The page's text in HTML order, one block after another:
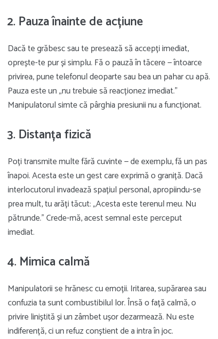
2. Pauza înainte de acțiune
Dacă te grăbesc sau te presează să accepți imediat,
oprește-te pur și simplu. Fă o pauză în tăcere — întoarce
privirea, pune telefonul deoparte sau bea un pahar cu apă.
Pauza este un „nu trebuie să reacționez imediat.”
Manipulatorul simte că pârghia presiunii nu a funcționat.
3. Distanța fizică
Poți transmite multe fără cuvinte — de exemplu, fă un pas
înapoi. Acesta este un gest care exprimă o graniță. Dacă
interlocutorul invadează spațiul personal, apropiindu-se
prea mult, tu arăți tăcut: „Acesta este terenul meu. Nu
pătrunde.” Crede-mă, acest semnal este perceput
imediat.
4. Mimica calmă
Manipulatorii se hrănesc cu emoții. Iritarea, supărarea sau
confuzia ta sunt combustibilul lor. Însă o față calmă, o
privire liniștită și un zâmbet ușor dezarmează. Nu este
indiferență, ci un refuz conștient de a intra în joc.